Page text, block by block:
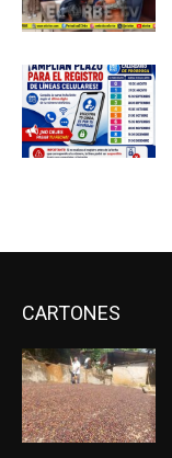
CARTONES